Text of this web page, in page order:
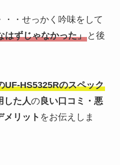
・せっかく吟味をして
はずじゃなかった」と後
UF-HS5325Rのスペック
した人の良い口コミ・悪
メリット をお伝えしま